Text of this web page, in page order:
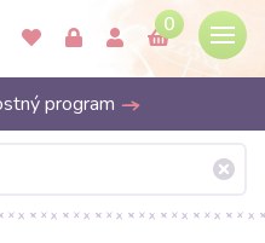
0
program